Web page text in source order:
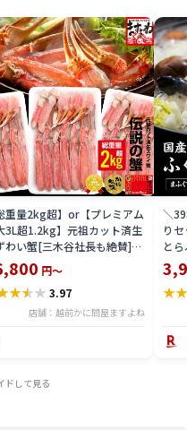
重量2kg超】or【プレミアム
3L超1.2kg】元祖カット済生
わい蟹[三木谷社長も絶賛]
/カニ/蟹/かにしゃぶ/ポー
ン/むき身]御中元 食品 取り
グルメ 食べ物 プレゼント
円～
★★★ 3.97
店舗：越前かに問屋ますよね
＼
り
と
セ
ト
★
ドして見る